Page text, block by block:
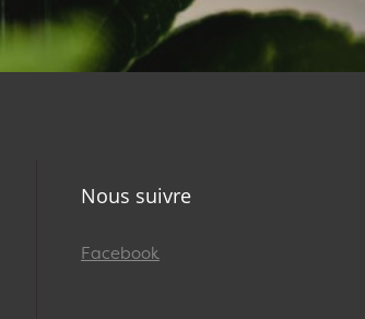
Nous suivre
Facebook